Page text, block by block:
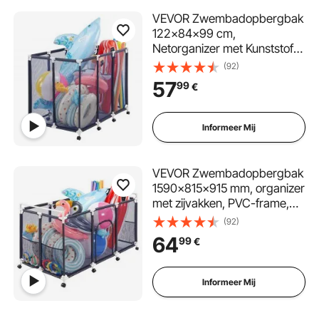
VEVOR Zwembadopbergbak
122x84x99 cm,
Netorganizer met Kunststof
Frame, Opbergmand voor
Zwembadspeelgoed,
Opbergbox met Ademend
(92)
5799€
Informeer Mij
VEVOR Zwembadopbergbak
1590x815x915 mm, organizer
met zijvakken, PVC-frame,
gaasmand, opbergdoos,
opbergmand, opbergkar
voor zwembadspeelgoed
(92)
6499€
Informeer Mij